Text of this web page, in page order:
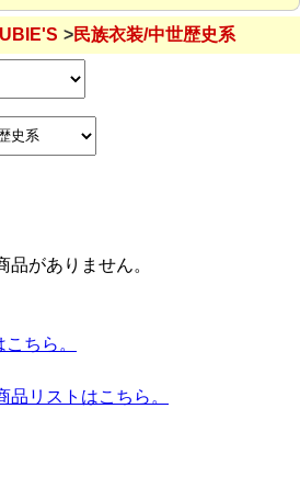
民族衣装/中世歴史系
品がありません。
ちら。
品リストはこちら。